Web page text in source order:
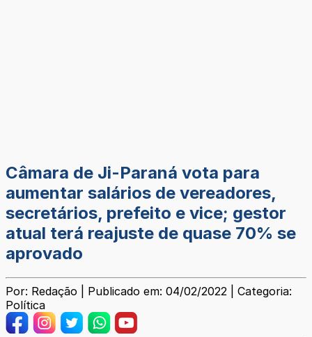
Câmara de Ji-Paraná vota para
aumentar salários de vereadores,
secretários, prefeito e vice; gestor
atual terá reajuste de quase 70% se
aprovado
Por: Redação | Publicado em: 04/02/2022 | Categoria:
Política